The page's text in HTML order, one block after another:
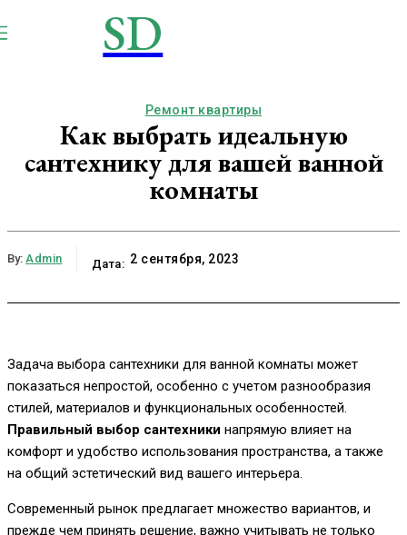
SD
Ремонт квартиры
Как выбрать идеальную
сантехнику для вашей ванной
комнаты
By: Admin Дата: 2 сентября, 2023
Задача выбора сантехники для ванной комнаты может
показаться непростой, особенно с учетом разнообразия
стилей, материалов и функциональных особенностей.
Правильный выбор сантехники напрямую влияет на
комфорт и удобство использования пространства, а также
на общий эстетический вид вашего интерьера.
Современный рынок предлагает множество вариантов, и
прежде чем принять решение, важно учитывать не только